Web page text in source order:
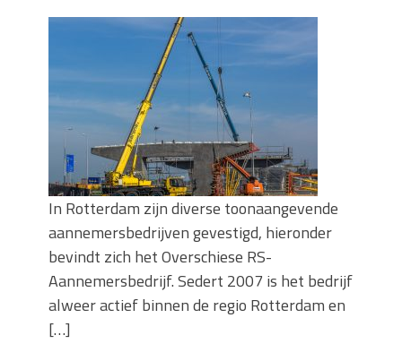
In Rotterdam zijn diverse toonaangevende
aannemersbedrijven gevestigd, hieronder
bevindt zich het Overschiese RS-
Aannemersbedrijf. Sedert 2007 is het bedrijf
alweer actief binnen de regio Rotterdam en
[…]